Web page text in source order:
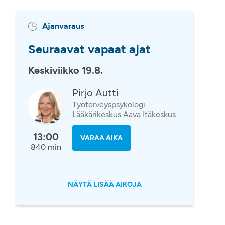
Ajanvaraus
Seuraavat vapaat ajat
Keskiviikko 19.8.
13:00
840 min
Pirjo Autti
Työterveyspsykologi
Lääkärikeskus Aava Itäkeskus
VARAA AIKA
NÄYTÄ LISÄÄ AIKOJA